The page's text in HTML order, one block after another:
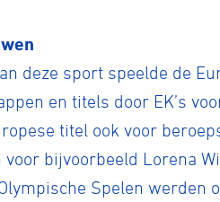
deze sport speelde de
en titels door EK’s
titel ook voor
bijvoorbeeld Lorena
Spelen werden